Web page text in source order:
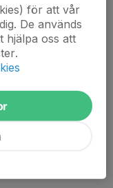
försäljning vid
att vi tillsammans
upplevelser för
säsong
– tveka inte att höra
för att vår
De används
hjälpa oss att